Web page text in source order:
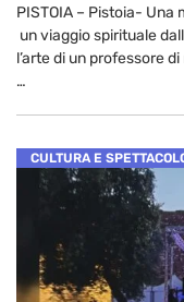
PISTOIA – Pistoia- Una
un viaggio spirituale
l’arte di un professore
…
CULTURA E